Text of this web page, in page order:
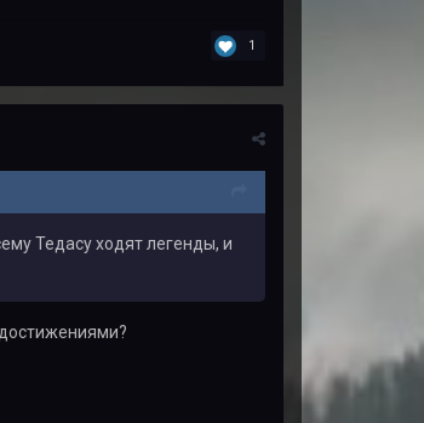
1
Тедасу ходят легенды, и
достижениями?